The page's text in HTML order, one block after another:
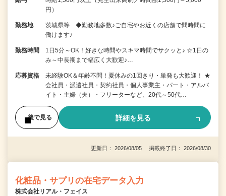
円）
勤務地
茨城県等 ◆勤務地多数♪ご自宅やお近くの店舗で間時間に
働けます♪
勤務時間
1日5分～OK！好きな時間やスキマ時間でサクッと♪ ☆1日の
み～中長期まで幅広く大歓迎♪…
応募資格
未経験OK＆年齢不問！夏休みの1回きり・単発も大歓迎！ ★
会社員・派遣社員・契約社員・個人事業主・パート・アルバ
イト・主婦（夫）・フリーターなど、20代～50代…
後で見る 詳細を見る
更新日： 2026/08/05 掲載終了日： 2026/08/30
化粧品・サプリの在宅データ入力
株式会社リアル・フェイス